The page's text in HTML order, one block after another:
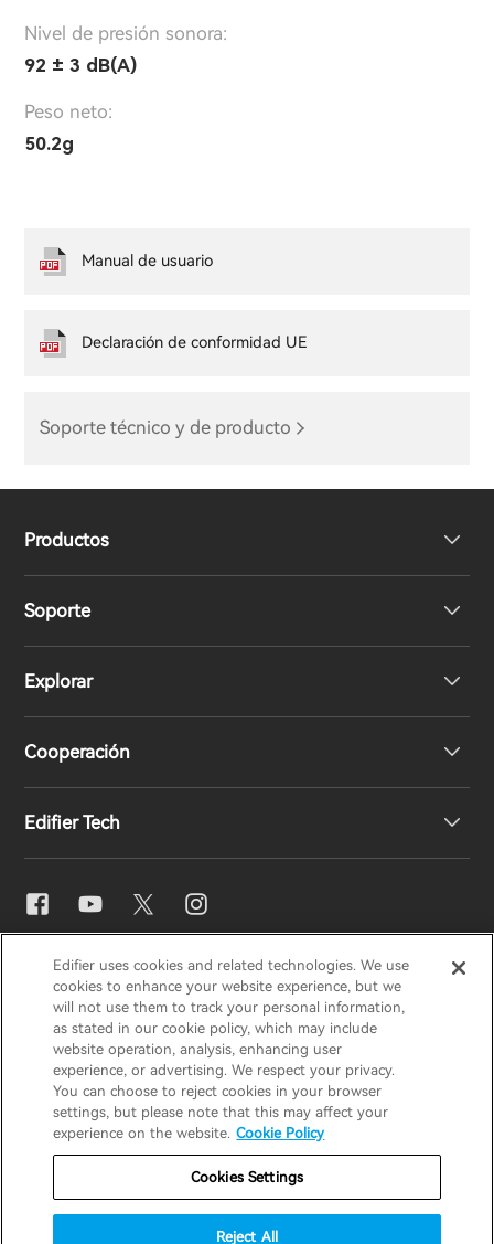
Nivel de presión sonora:
92 ± 3 dB(A)
Peso neto:
50.2g
Soporte técnico y de producto
Manual de usuario
Declaración de conformidad UE
Productos
Auriculares
Altavoces
Soporte
Soporte del producto
Declaración de conformidad de la UE
Explorar
Nuestra historia
Cooperación
Conviértase en distribuidor
Edifier Tech
Ajuste de ecualizador
Snapdragon Sound™
Streaming de música
EDIFIER AIRPULSESTAXHECATE
Aviso de privacidadAviso de cookies
Política de garantía
Términos de uso
No vender mi información
Seguridad
España / Español
Edifier uses cookies and related technologies. We use
cookies to enhance your website experience, but we
will not use them to track your personal information,
as stated in our cookie policy, which may include
website operation, analysis, enhancing user
experience, or advertising. We respect your privacy.
You can choose to reject cookies in your browser
settings, but please note that this may affect your
experience on the website. Cookie Policy
Cookies Settings
Reject All